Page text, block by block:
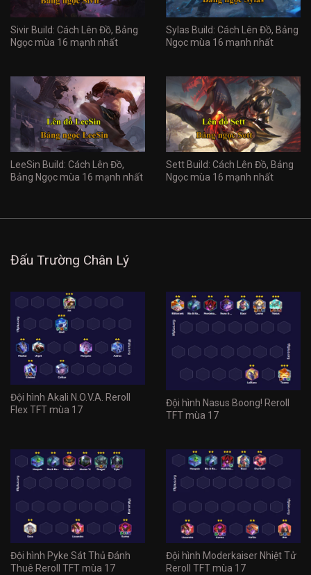
Sivir Build: Cách Lên Đồ, Bảng
Ngọc mùa 16 mạnh nhất
Sylas Build: Cách Lên Đồ, Bảng
Ngọc mùa 16 mạnh nhất
LeeSin Build: Cách Lên Đồ,
Bảng Ngọc mùa 16 mạnh nhất
Sett Build: Cách Lên Đồ, Bảng
Ngọc mùa 16 mạnh nhất
Đấu Trường Chân Lý
Đội hình Akali N.O.V.A. Reroll
Flex TFT mùa 17
Đội hình Nasus Boong! Reroll
TFT mùa 17
Đội hình Pyke Sát Thủ Đánh
Thuê Reroll TFT mùa 17
Đội hình Moderkaiser Nhiệt Tử
Reroll TFT mùa 17